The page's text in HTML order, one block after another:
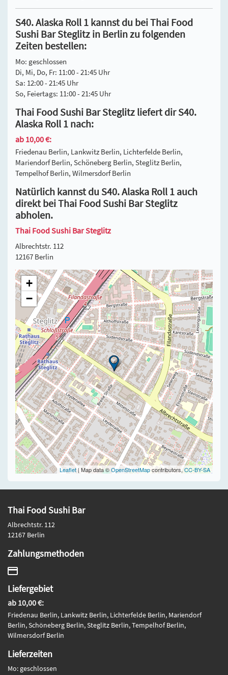
S40. Alaska Roll 1 kannst du bei Thai Food
Sushi Bar Steglitz in Berlin zu folgenden
Zeiten bestellen:
Mo: geschlossen
Di, Mi, Do, Fr: 11:00 - 21:45 Uhr
Sa: 12:00 - 21:45 Uhr
So, Feiertags: 11:00 - 21:45 Uhr
Thai Food Sushi Bar Steglitz liefert dir S40.
Alaska Roll 1 nach:
ab 10,00 €:
Friedenau Berlin, Lankwitz Berlin, Lichterfelde Berlin,
Mariendorf Berlin, Schöneberg Berlin, Steglitz Berlin,
Tempelhof Berlin, Wilmersdorf Berlin
Natürlich kannst du S40. Alaska Roll 1 auch
direkt bei Thai Food Sushi Bar Steglitz
abholen.
Thai Food Sushi Bar Steglitz
Albrechtstr. 112
12167 Berlin
+
−
Leaflet| Map data ©OpenStreetMapcontributors,CC-BY-SA
Thai Food Sushi Bar
Albrechtstr. 112
12167 Berlin
Zahlungsmethoden
Liefergebiet
ab 10,00 €:
Friedenau Berlin, Lankwitz Berlin, Lichterfelde Berlin, Mariendorf
Berlin, Schöneberg Berlin, Steglitz Berlin, Tempelhof Berlin,
Wilmersdorf Berlin
Lieferzeiten
Mo: geschlossen